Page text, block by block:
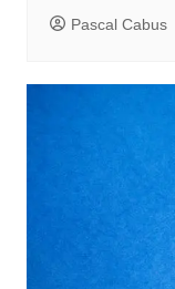
Pascal Cabus